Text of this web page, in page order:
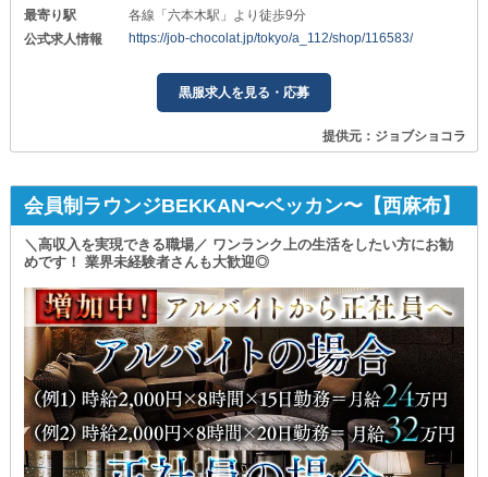
最寄り駅
各線「六本木駅」より徒歩9分
公式求人情報
https://job-chocolat.jp/tokyo/a_112/shop/116583/
黒服求人を見る・応募
提供元：ジョブショコラ
会員制ラウンジBEKKAN〜ベッカン〜【西麻布】
＼高収入を実現できる職場／ ワンランク上の生活をしたい方にお勧
めです！ 業界未経験者さんも大歓迎◎